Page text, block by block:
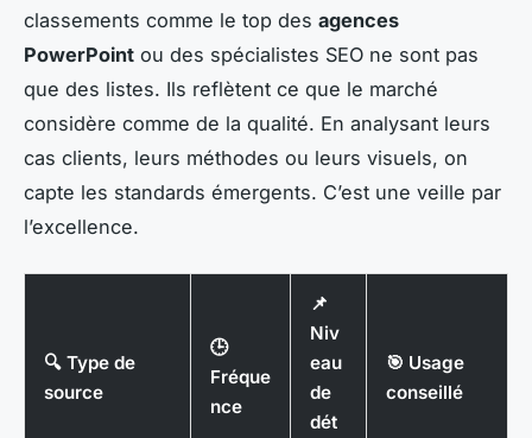
classements comme le top des agences
PowerPoint ou des spécialistes SEO ne sont pas
que des listes. Ils reflètent ce que le marché
considère comme de la qualité. En analysant leurs
cas clients, leurs méthodes ou leurs visuels, on
capte les standards émergents. C’est une veille par
l’excellence.
🔍 Type de
source
🕒
Fréque
nce
📌
Niv
eau
de
dét
🎯 Usage
conseillé